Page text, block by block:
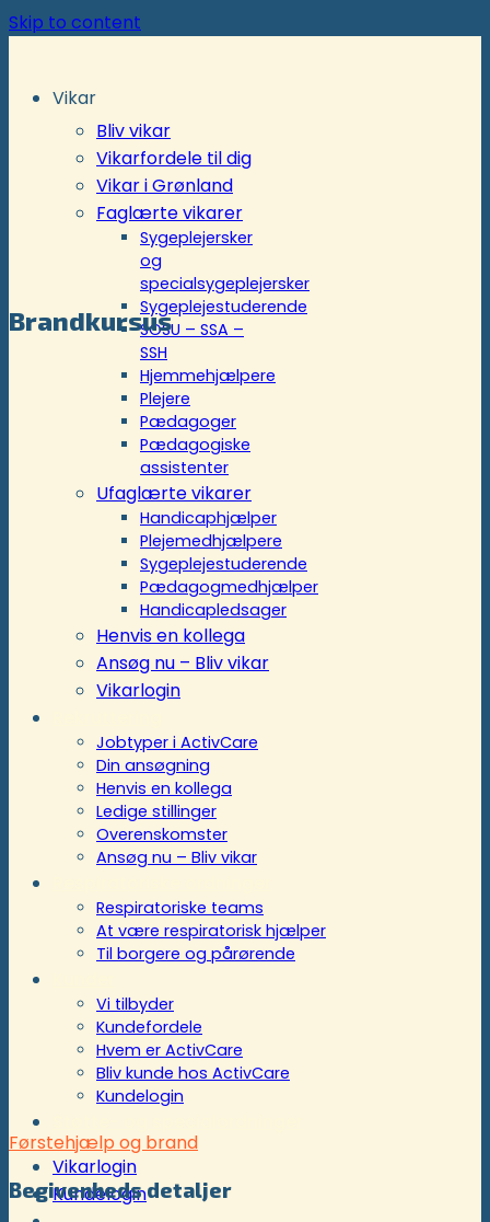
Skip to content
Vikar
Bliv vikar
Vikarfordele til dig
Vikar i Grønland
Faglærte vikarer
Sygeplejersker
og
specialsygeplejersker
Sygeplejestuderende
SOSU – SSA –
SSH
Hjemmehjælpere
Plejere
Pædagoger
Pædagogiske
assistenter
Ufaglærte vikarer
Handicaphjælper
Plejemedhjælpere
Sygeplejestuderende
Pædagogmedhjælper
Handicapledsager
Henvis en kollega
Ansøg nu – Bliv vikar
Vikarlogin
Jobtyper i ActivCare
Din ansøgning
Henvis en kollega
Ledige stillinger
Overenskomster
Ansøg nu – Bliv vikar
Respiratoriske teams
At være respiratorisk hjælper
Til borgere og pårørende
Vi tilbyder
Kundefordele
Hvem er ActivCare
Bliv kunde hos ActivCare
Kundelogin
Vikarlogin
Kundelogin
Brandkursus
Førstehjælp og brand
Begivenheds detaljer